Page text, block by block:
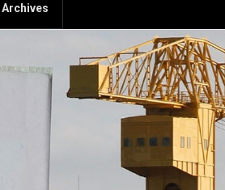
Archives